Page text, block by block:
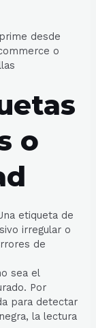
desde
o
o
etiqueta de
irregular o
de
sea el
Por
para detectar
la lectura